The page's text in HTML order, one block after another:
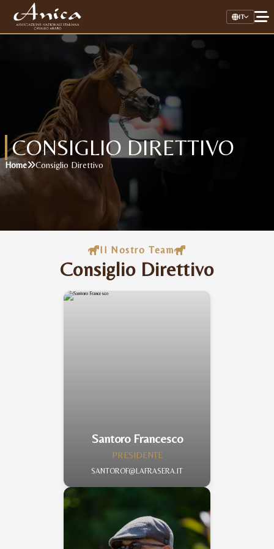
IT
Associazione
Il Cavallo Arabo
Allevamenti
Stalloni
AREA RISERVATA
CONSIGLIO DIRETTIVO
Home Consiglio Direttivo
Il Nostro Team
Consiglio Direttivo
Santoro Francesco
PRESIDENTE
SANTOROF@LAFRASERA.IT